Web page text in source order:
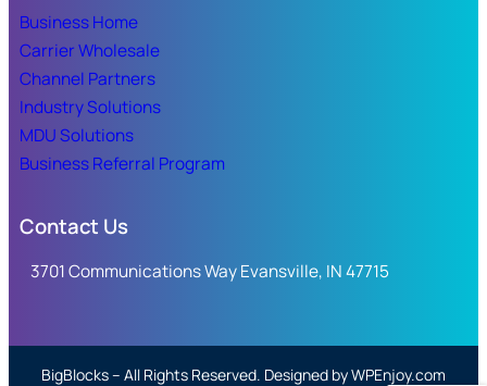
Business Home
Carrier Wholesale
Channel Partners
Industry Solutions
MDU Solutions
Business Referral Program
Contact Us
3701 Communications Way Evansville, IN 47715
BigBlocks – All Rights Reserved. Designed by WPEnjoy.com